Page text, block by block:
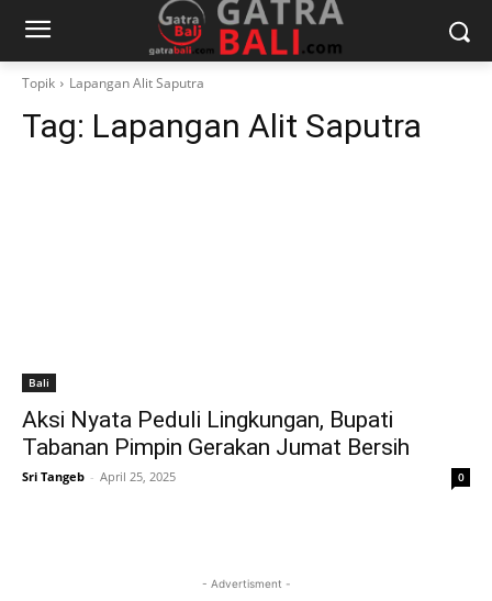
Topik Lapangan Alit Saputra
Tag: Lapangan Alit Saputra
Bali
Aksi Nyata Peduli Lingkungan, Bupati
Tabanan Pimpin Gerakan Jumat Bersih
Sri Tangeb - April 25, 2025 0
- Advertisment -